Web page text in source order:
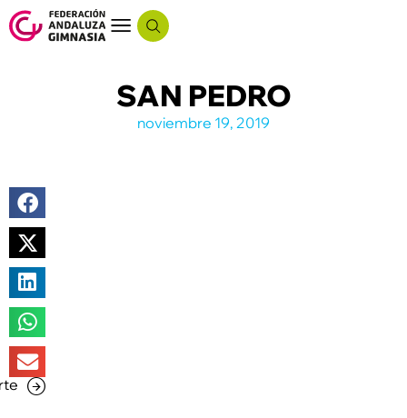
SAN PEDRO
noviembre 19, 2019